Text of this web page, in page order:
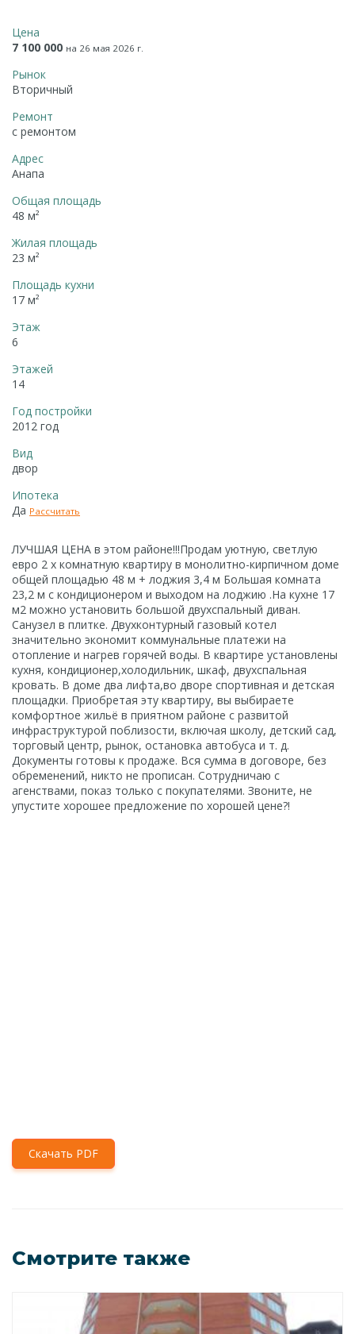
Цена
7 100 000 на 26 мая 2026 г.
Рынок
Вторичный
Ремонт
с ремонтом
Адрес
Анапа
Общая площадь
48 м²
Жилая площадь
23 м²
Площадь кухни
17 м²
Этаж
6
Этажей
14
Год постройки
2012 год
Вид
двор
Ипотека
Да Рассчитать
ЛУЧШАЯ ЦЕНА в этом районе!!!Продам уютную, светлую
евро 2 х комнатную квартиру в монолитно-кирпичном доме
общей площадью 48 м + лоджия 3,4 м Большая комната
23,2 м с кондиционером и выходом на лоджию .На кухне 17
м2 можно установить большой двухспальный диван.
Санузел в плитке. Двухконтурный газовый котел
значительно экономит коммунальные платежи на
отопление и нагрев горячей воды. В квартире установлены
кухня, кондиционер,холодильник, шкаф, двухспальная
кровать. В доме два лифта,во дворе спортивная и детская
площадки. Приобретая эту квартиру, вы выбираете
комфортное жильё в приятном районе с развитой
инфраструктурой поблизости, включая школу, детский сад,
торговый центр, рынок, остановка автобуса и т. д.
Документы готовы к продаже. Вся сумма в договоре, без
обременений, никто не прописан. Сотрудничаю с
агенствами, показ только с покупателями. Звоните, не
упустите хорошее предложение по хорошей цене?!
Скачать PDF
Смотрите также